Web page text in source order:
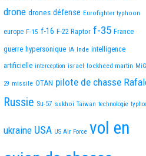
drone drones défense Eurofighter typhoon
europe F-15 f-16 F-22 Raptor f-35 France
guerre hypersonique IA Inde intelligence
artificielle interception israel lockheed martin
29 missile OTAN pilote de chasse
Russie Su-57 sukhoi Taiwan technologie
ukraine USA US Air Force vol en